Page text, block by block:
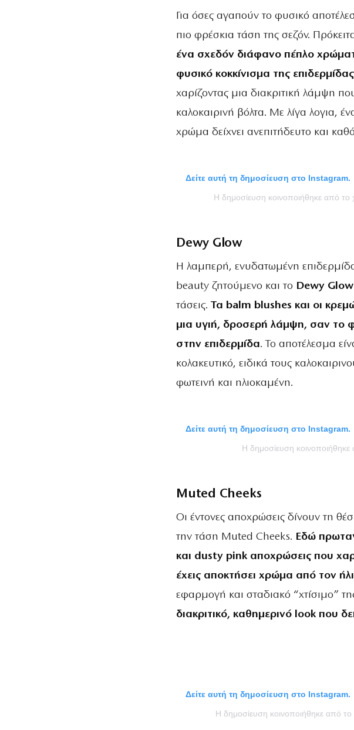
Για όσες αγαπούν το φυσικό
πιο φρέσκια τάση της σεζόν.
ένα σχεδόν διάφανο πέπλο
φυσικό κοκκίνισμα της επιδερμίδας
χαρίζοντας μια διακριτική λάμψη
καλοκαιρινή βόλτα. Με λίγα λογια,
χρώμα δείχνει ανεπιτήδευτο και
Δείτε αυτή τη δημοσίευση στο Instagram.
Η δημοσίευση κοινοποιήθηκε από
Dewy Glow
Η λαμπερή, ενυδατωμένη
beauty ζητούμενο και το Dewy Glow
τάσεις. Τα balm blushes και οι
μια υγιή, δροσερή λάμψη, σαν το
στην επιδερμίδα. Το αποτέλεσμα
κολακευτικό, ειδικά τους
φωτεινή και ηλιοκαμένη.
Δείτε αυτή τη δημοσίευση στο Instagram.
Η δημοσίευση
Muted Cheeks
Οι έντονες αποχρώσεις δίνουν τη
την τάση Muted Cheeks. Εδώ
και dusty pink αποχρώσεις που
έχεις αποκτήσει χρώμα από τον
εφαρμογή και σταδιακό “χτίσιμο”
διακριτικό, καθημερινό look που
Δείτε αυτή τη δημοσίευση στο Instagram.
Η δημοσίευση κοινοποιήθηκε από